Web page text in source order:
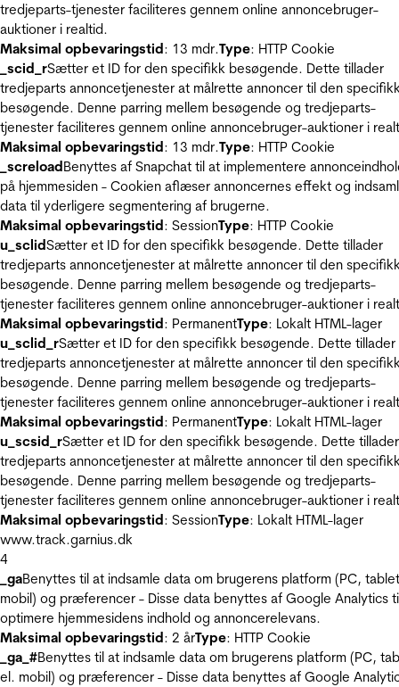
tredjeparts-tjenester faciliteres gennem online annoncebruger-
auktioner i realtid.
Maksimal opbevaringstid: 13 mdr.Type: HTTP Cookie
_scid_rSætter et ID for den specifikk besøgende. Dette tillader
tredjeparts annoncetjenester at målrette annoncer til den
besøgende. Denne parring mellem besøgende og tredjeparts-
tjenester faciliteres gennem online annoncebruger-auktioner i
Maksimal opbevaringstid: 13 mdr.Type: HTTP Cookie
_screloadBenyttes af Snapchat til at implementere
på hjemmesiden - Cookien aflæser annoncernes effekt og
data til yderligere segmentering af brugerne.
Maksimal opbevaringstid: SessionType: HTTP Cookie
u_sclidSætter et ID for den specifikk besøgende. Dette tillader
tredjeparts annoncetjenester at målrette annoncer til den
besøgende. Denne parring mellem besøgende og tredjeparts-
tjenester faciliteres gennem online annoncebruger-auktioner i
Maksimal opbevaringstid: PermanentType: Lokalt HTML-lager
u_sclid_rSætter et ID for den specifikk besøgende. Dette tillader
tredjeparts annoncetjenester at målrette annoncer til den
besøgende. Denne parring mellem besøgende og tredjeparts-
tjenester faciliteres gennem online annoncebruger-auktioner i
Maksimal opbevaringstid: PermanentType: Lokalt HTML-lager
u_scsid_rSætter et ID for den specifikk besøgende. Dette tillader
tredjeparts annoncetjenester at målrette annoncer til den
besøgende. Denne parring mellem besøgende og tredjeparts-
tjenester faciliteres gennem online annoncebruger-auktioner i
Maksimal opbevaringstid: SessionType: Lokalt HTML-lager
www.track.garnius.dk
4
_gaBenyttes til at indsamle data om brugerens platform (PC,
mobil) og præferencer - Disse data benyttes af Google Analytics
optimere hjemmesidens indhold og annoncerelevans.
Maksimal opbevaringstid: 2 årType: HTTP Cookie
_ga_#Benyttes til at indsamle data om brugerens platform (PC,
el. mobil) og præferencer - Disse data benyttes af Google